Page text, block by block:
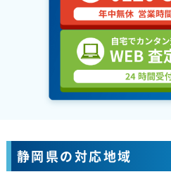
静岡県の対応地域